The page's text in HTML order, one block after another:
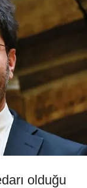
olduğu